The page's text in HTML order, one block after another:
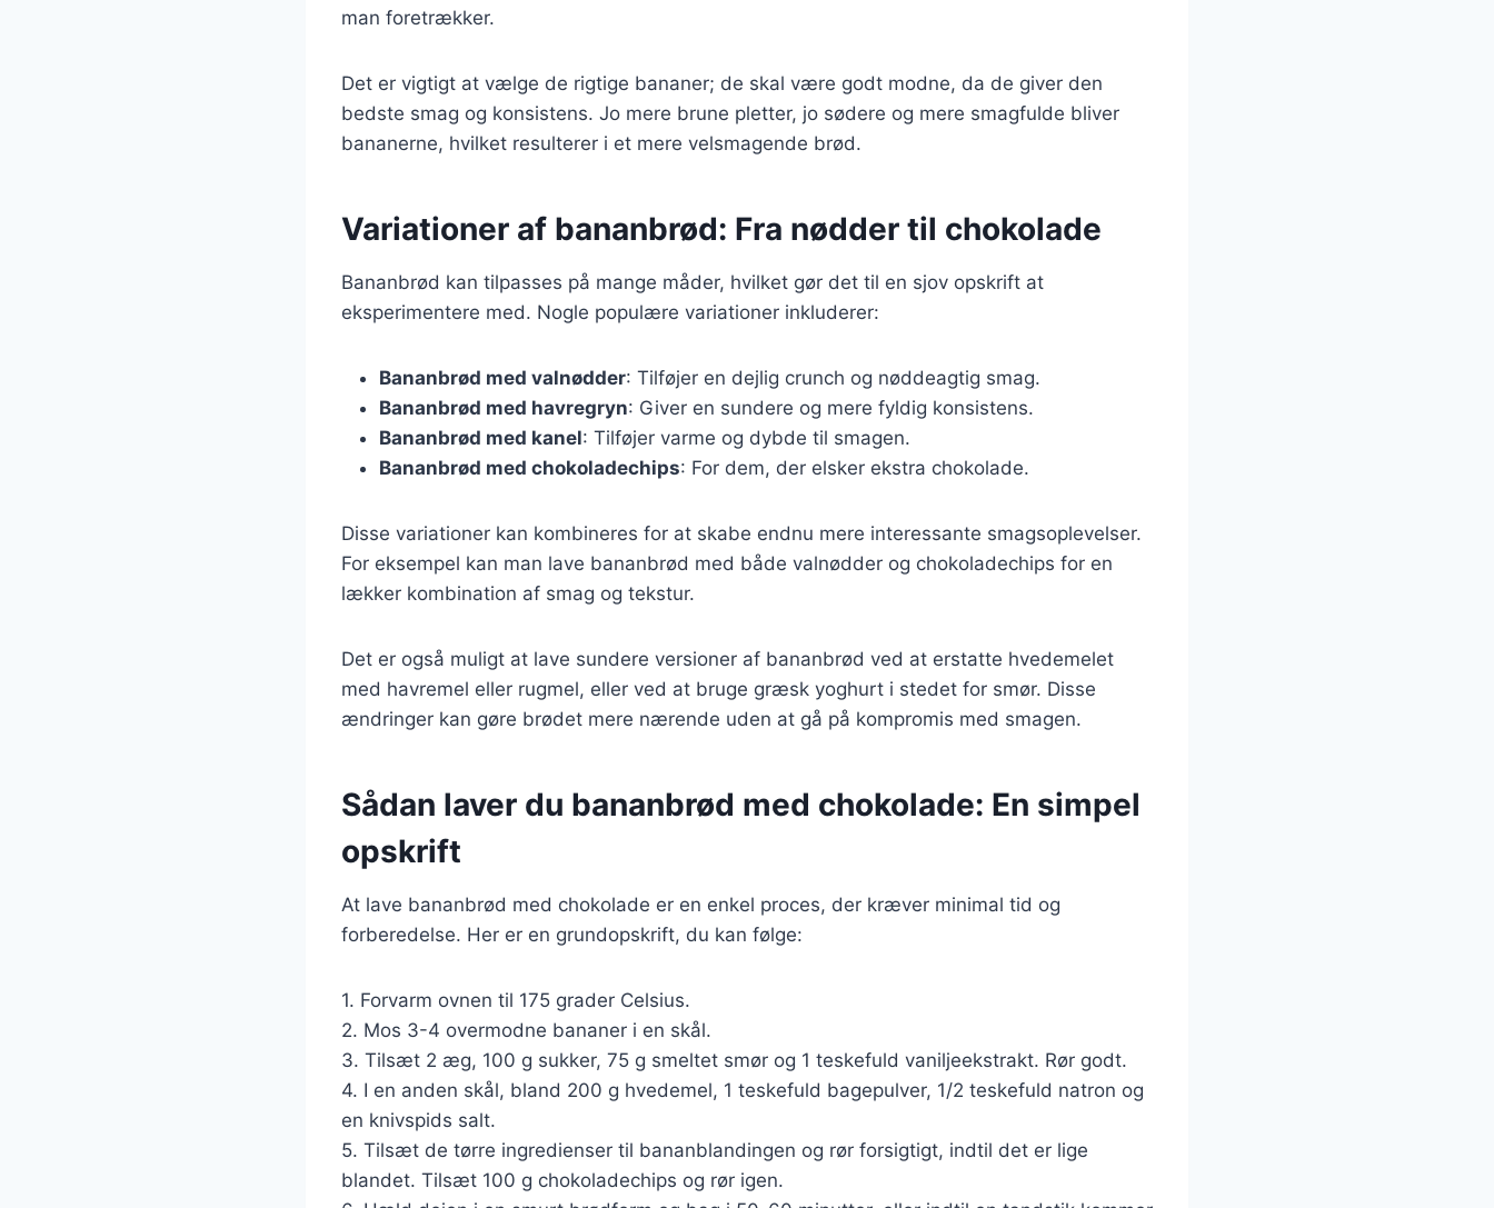
man foretrækker.
Det er vigtigt at vælge de rigtige bananer; de skal være godt modne, da de giver den
bedste smag og konsistens. Jo mere brune pletter, jo sødere og mere smagfulde bliver
bananerne, hvilket resulterer i et mere velsmagende brød.
Variationer af bananbrød: Fra nødder til chokolade
Bananbrød kan tilpasses på mange måder, hvilket gør det til en sjov opskrift at
eksperimentere med. Nogle populære variationer inkluderer:
Bananbrød med valnødder: Tilføjer en dejlig crunch og nøddeagtig smag.
Bananbrød med havregryn: Giver en sundere og mere fyldig konsistens.
Bananbrød med kanel: Tilføjer varme og dybde til smagen.
Bananbrød med chokoladechips: For dem, der elsker ekstra chokolade.
Disse variationer kan kombineres for at skabe endnu mere interessante smagsoplevelser.
For eksempel kan man lave bananbrød med både valnødder og chokoladechips for en
lækker kombination af smag og tekstur.
Det er også muligt at lave sundere versioner af bananbrød ved at erstatte hvedemelet
med havremel eller rugmel, eller ved at bruge græsk yoghurt i stedet for smør. Disse
ændringer kan gøre brødet mere nærende uden at gå på kompromis med smagen.
Sådan laver du bananbrød med chokolade: En simpel
opskrift
At lave bananbrød med chokolade er en enkel proces, der kræver minimal tid og
forberedelse. Her er en grundopskrift, du kan følge:
1. Forvarm ovnen til 175 grader Celsius.
2. Mos 3-4 overmodne bananer i en skål.
3. Tilsæt 2 æg, 100 g sukker, 75 g smeltet smør og 1 teskefuld vaniljeekstrakt. Rør godt.
4. I en anden skål, bland 200 g hvedemel, 1 teskefuld bagepulver, 1/2 teskefuld natron og
en knivspids salt.
5. Tilsæt de tørre ingredienser til bananblandingen og rør forsigtigt, indtil det er lige
blandet. Tilsæt 100 g chokoladechips og rør igen.